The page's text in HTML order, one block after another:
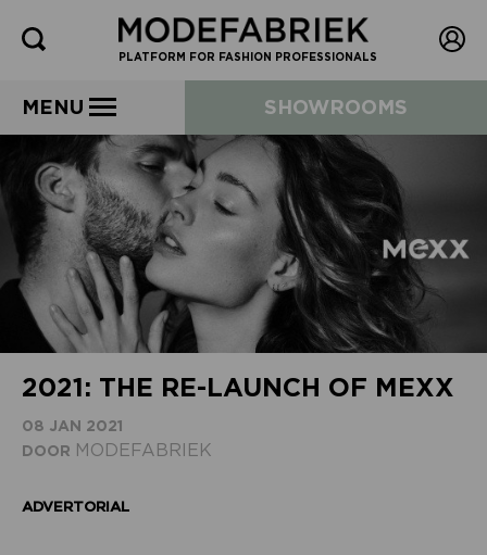
PLATFORM FOR FASHION PROFESSIONALS
MENU SHOWROOMS
2021: THE RE-LAUNCH OF MEXX
08 JAN 2021
DOOR MODEFABRIEK
ADVERTORIAL